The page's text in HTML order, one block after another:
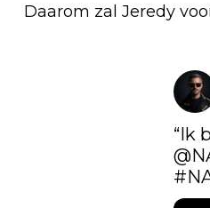
Daarom zal Jeredy